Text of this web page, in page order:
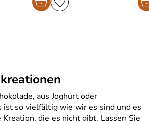
aus Joghurt oder
ist so vielfältig wie wir es sind und es
die es nicht gibt. Lassen Sie